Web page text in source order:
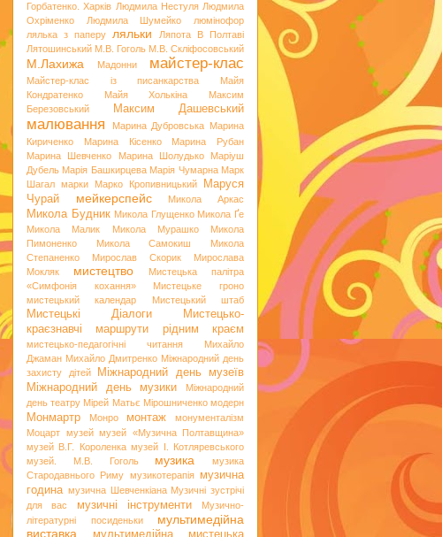
Горбатенко. Харків Людмила Нестуля Людмила
Охріменко
Людмила Шумейко
люмінофор
лялька з паперу
ляльки
Ляпота В Полтаві
Лятошинський М.В. Гоголь М.В. Скліфосовський
М.Лахижа Мадонни майстер-клас
Майстер-клас із писанкарства
Майя
Кондратенко
Майя Холькіна
Максим
Березовський
Максим Дашевський
малювання Марина Дубровська Марина
Кириченко
Марина Кісенко
Марина Рубан
Марина Шевченко
Марина Шолудько
Маріуш
Дубель Марія Башкирцева Марія Чумарна Марк
Шагал марки Марко Кропивницький
Маруся
Чурай
мейкерспейс Микола Аркас
Микола Будник Микола Глущенко Микола Ґе
Микола Малик
Микола Мурашко
Микола
Пимоненко
Микола Самокиш
Микола
Степаненко
Мирослав Скорик
Мирослава
Мокляк
мистецтво
Мистецька палітра
«Симфонія кохання»
Мистецьке гроно
мистецький календар
Мистецький штаб
Мистецькі Діалоги
Мистецько-
краєзнавчі маршрути рідним краєм
мистецько-педагогічні читання
Михайло
Джаман Михайло Дмитренко Міжнародний день
захисту дітей
Міжнародний день музеїв
Міжнародний день музики
Міжнародний
день театру Мірей Матьє Мірошниченко модерн
Монмартр Монро монтаж
монументалізм
Моцарт музей музей «Музична Полтавщина»
музей В.Г. Короленка музей І. Котляревського
музей. М.В. Гоголь
музика
музика
Стародавнього Риму музикотерапія
музична
година музична Шевченкіана Музичні зустрічі
для вас
музичні інструменти
Музично-
літературні посиденьки
мультимедійна
виставка
мультимедійна мистецька